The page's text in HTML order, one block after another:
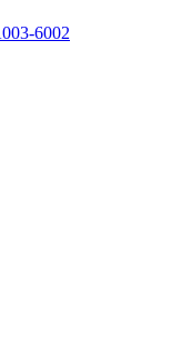
6002